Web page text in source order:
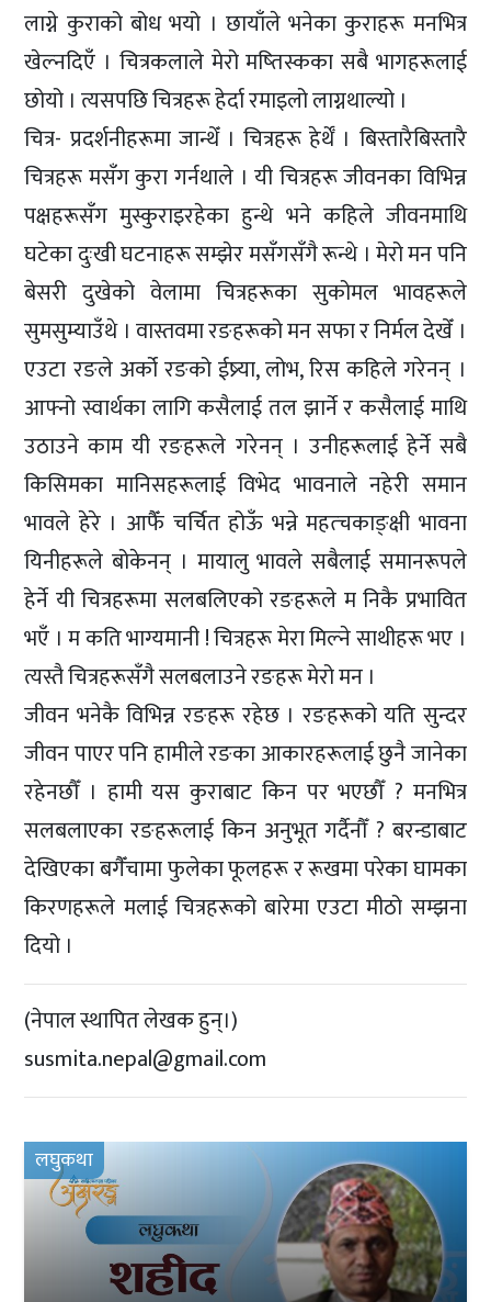
लाग्ने कुराको बोध भयो । छायाँले भनेका कुराहरू मनभित्र
खेल्नदिएँ । चित्रकलाले मेरो मष्तिस्कका सबै भागहरूलाई
छोयो । त्यसपछि चित्रहरू हेर्दा रमाइलो लाग्नथाल्यो ।
चित्र- प्रदर्शनीहरूमा जान्थेँ । चित्रहरू हेर्थेँ । बिस्तारैबिस्तारै
चित्रहरू मसँग कुरा गर्नथाले । यी चित्रहरू जीवनका विभिन्न
पक्षहरूसँग मुस्कुराइरहेका हुन्थे भने कहिले जीवनमाथि
घटेका दुःखी घटनाहरू सम्झेर मसँगसँगै रून्थे । मेरो मन पनि
बेसरी दुखेको वेलामा चित्रहरूका सुकोमल भावहरूले
सुमसुम्याउँथे । वास्तवमा रङहरूको मन सफा र निर्मल देखेँ ।
एउटा रङले अर्को रङको ईष्र्या, लोभ, रिस कहिले गरेनन् ।
आफ्नो स्वार्थका लागि कसैलाई तल झार्ने र कसैलाई माथि
उठाउने काम यी रङहरूले गरेनन् । उनीहरूलाई हेर्ने सबै
किसिमका मानिसहरूलाई विभेद भावनाले नहेरी समान
भावले हेरे । आफैँ चर्चित होऊँ भन्ने महत्चकाङ्क्षी भावना
यिनीहरूले बोकेनन् । मायालु भावले सबैलाई समानरूपले
हेर्ने यी चित्रहरूमा सलबलिएको रङहरूले म निकै प्रभावित
भएँ । म कति भाग्यमानी ! चित्रहरू मेरा मिल्ने साथीहरू भए ।
त्यस्तै चित्रहरूसँगै सलबलाउने रङहरू मेरो मन ।
जीवन भनेकै विभिन्न रङहरू रहेछ । रङहरूको यति सुन्दर
जीवन पाएर पनि हामीले रङका आकारहरूलाई छुनै जानेका
रहेनछौँ । हामी यस कुराबाट किन पर भएछौँ ? मनभित्र
सलबलाएका रङहरूलाई किन अनुभूत गर्दैनौँ ? बरन्डाबाट
देखिएका बगैँचामा फुलेका फूलहरू र रूखमा परेका घामका
किरणहरूले मलाई चित्रहरूको बारेमा एउटा मीठो सम्झना
दियो ।
(नेपाल स्थापित लेखक हुन्।)
susmita.nepal@gmail.com
लघुकथा